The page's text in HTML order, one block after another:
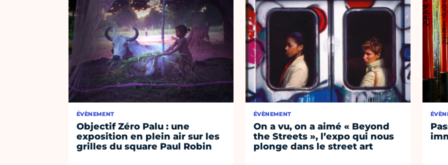
ÉVÈNEMENT
Objectif Zéro Palu : une
exposition en plein air sur les
grilles du square Paul Robin
ÉVÈNEMENT
On a vu, on a aimé « Beyond
the Streets », l’expo qui nous
plonge dans le street art